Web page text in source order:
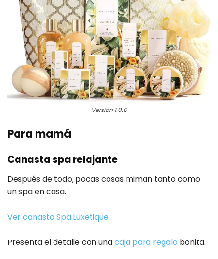
Version 1.0.0
Para mamá
Canasta spa relajante
Después de todo, pocas cosas miman tanto como
un spa en casa.
Ver canasta Spa Luxetique
Presenta el detalle con unacaja para regalo bonita.